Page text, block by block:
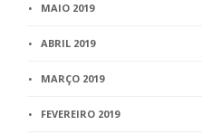
MAIO 2019
ABRIL 2019
MARÇO 2019
FEVEREIRO 2019